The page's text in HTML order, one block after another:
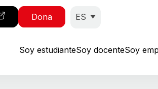
Dona ES
Soy estudianteSoy docenteSoy